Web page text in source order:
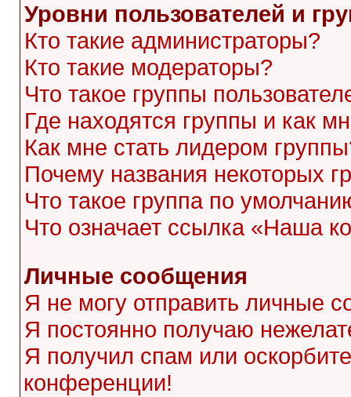
Уровни пользователей и
Кто такие администраторы?
Кто такие модераторы?
Что такое группы
Где находятся группы и как
Как мне стать лидером
Почему названия некоторых
Что такое группа по
Что означает ссылка «Наша
Личные сообщения
Я не могу отправить личные
Я постоянно получаю
Я получил спам или
конференции!